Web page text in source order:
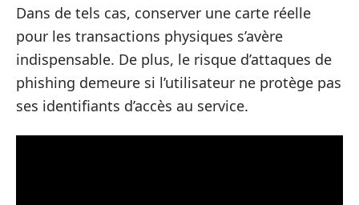
Dans de tels cas, conserver une carte réelle
pour les transactions physiques s’avère
indispensable. De plus, le risque d’attaques de
phishing demeure si l’utilisateur ne protège pas
ses identifiants d’accès au service.